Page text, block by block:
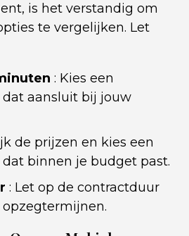
is het verstandig om
te vergelijken. Let
: Kies een
aansluit bij jouw
de prijzen en kies een
binnen je budget past.
: Let op de contractduur